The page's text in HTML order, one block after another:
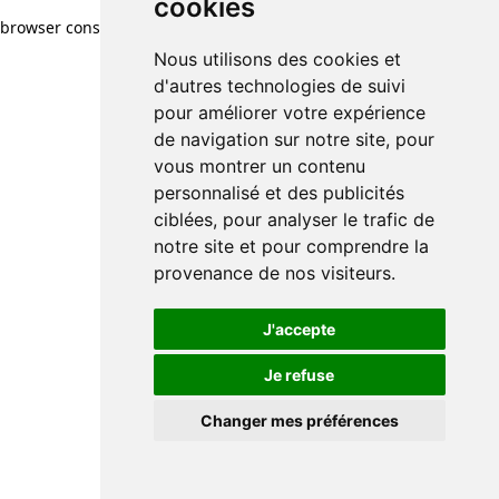
cookies
Nous utilisons des cookies et
d'autres technologies de suivi
pour améliorer votre expérience
de navigation sur notre site, pour
vous montrer un contenu
personnalisé et des publicités
ciblées, pour analyser le trafic de
notre site et pour comprendre la
provenance de nos visiteurs.
J'accepte
Je refuse
Changer mes préférences
browser console for more information)